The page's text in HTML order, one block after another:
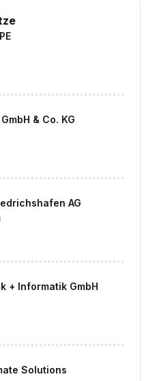
& Co. KG
AG
+ Informatik GmbH
Solutions